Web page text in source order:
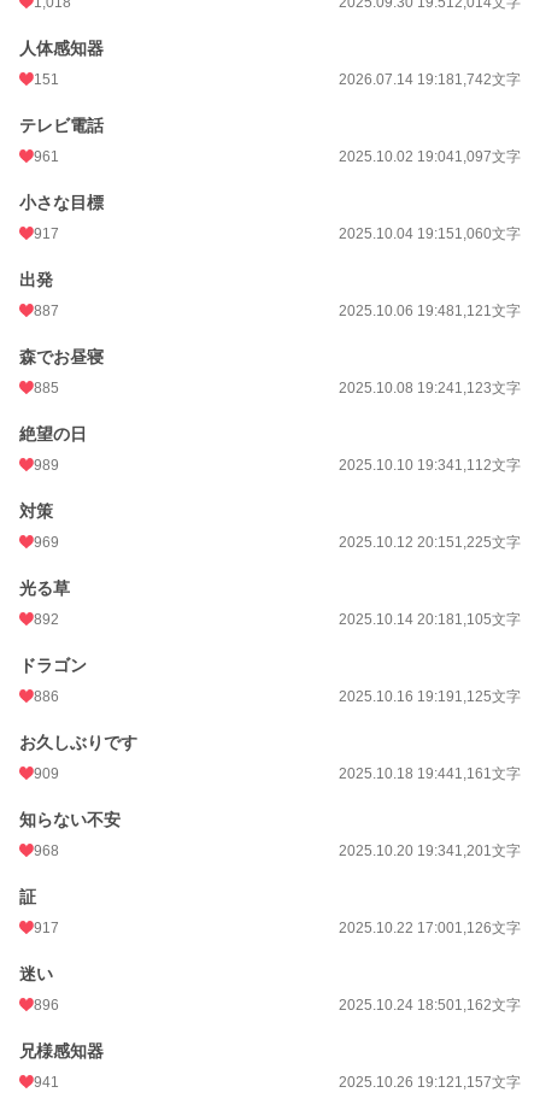
人体感知器
151 2026.07.14 19:181,742文字
テレビ電話
961 2025.10.02 19:041,097文字
小さな目標
917 2025.10.04 19:151,060文字
出発
887 2025.10.06 19:481,121文字
森でお昼寝
885 2025.10.08 19:241,123文字
絶望の日
989 2025.10.10 19:341,112文字
対策
969 2025.10.12 20:151,225文字
光る草
892 2025.10.14 20:181,105文字
ドラゴン
886 2025.10.16 19:191,125文字
お久しぶりです
909 2025.10.18 19:441,161文字
知らない不安
968 2025.10.20 19:341,201文字
証
917 2025.10.22 17:001,126文字
迷い
896 2025.10.24 18:501,162文字
兄様感知器
941 2025.10.26 19:121,157文字